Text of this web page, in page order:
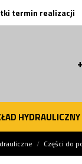
termin realizacji
HYDRAULICZNY
Części do